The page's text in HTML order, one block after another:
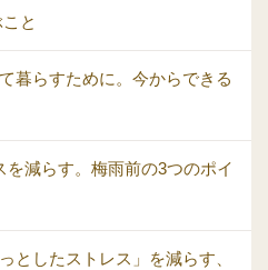
と
暮らすために。今からできる
を減らす。梅雨前の3つのポイ
としたストレス」を減らす、